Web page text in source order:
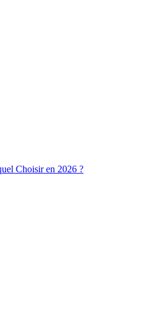
Choisir en 2026 ?